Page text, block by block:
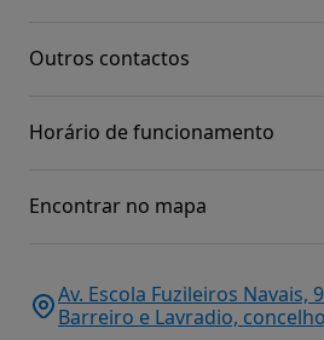
Outros contactos
Horário de funcionamento
Encontrar no mapa
Av. Escola Fuzileiros Navais,
Barreiro e Lavradio,